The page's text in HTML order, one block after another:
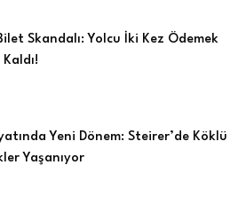
Skandalı: Yolcu İki Kez Ödemek
Yeni Dönem: Steirer’de Köklü
Yaşanıyor